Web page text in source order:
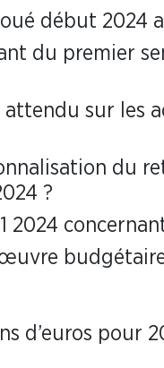
début 2024
du premier
sur les
du
?
2024
d’euros pour